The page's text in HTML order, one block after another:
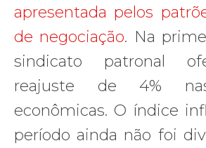
apresentada pelos
de negociação. Na
sindicato patronal
reajuste de 4%
econômicas. O índice
período ainda não foi